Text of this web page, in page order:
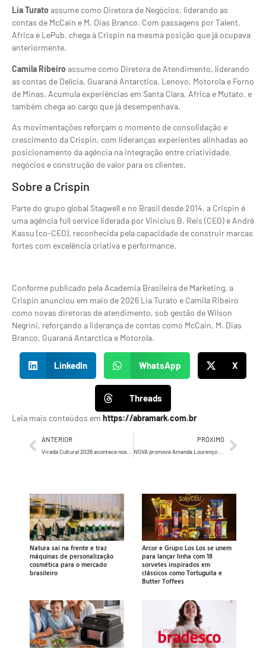
Lia Turatoassume como Diretora de Negócios, liderando as
contas de McCain e M. Dias Branco. Com passagens por Talent,
Africa e LePub, chega à Crispin na mesma posição que já ocupava
anteriormente.
Camila Ribeiroassume como Diretora de Atendimento, liderando
as contas de Delícia, Guaraná Antarctica, Lenovo, Motorola e Forno
de Minas. Acumula experiências em Santa Clara, Africa e Mutato, e
também chega ao cargo que já desempenhava.
As movimentações reforçam o momento de consolidação e
crescimento da Crispin, com lideranças experientes alinhadas ao
posicionamento da agência na integração entre criatividade,
negócios e construção de valor para os clientes.
Sobre a Crispin
Parte do grupo global Stagwell e no Brasil desde 2014, a Crispin é
uma agência full service liderada por Vinicius B. Reis (CEO) e André
Kassu (co-CEO), reconhecida pela capacidade de construir marcas
fortes com excelência criativa e performance.
Conforme publicado pela Academia Brasileira de Marketing, a
Crispin anunciou em maio de 2026 Lia Turato e Camila Ribeiro
como novas diretoras de atendimento, sob gestão de Wilson
Negrini, reforçando a liderança de contas como McCain, M. Dias
Branco, Guaraná Antarctica e Motorola.
LinkedIn WhatsApp X
Threads
Leia mais conteúdos em https://abramark.com.br
ANTERIOR PRÓXIMO
Natura sai na frente e traz
máquinas de personalização
cosmética para o mercado
brasileiro
Arcor e Grupo Los Los se unem
para lançar linha com 18
sorvetes inspirados em
clássicos como Tortuguita e
Butter Toffees